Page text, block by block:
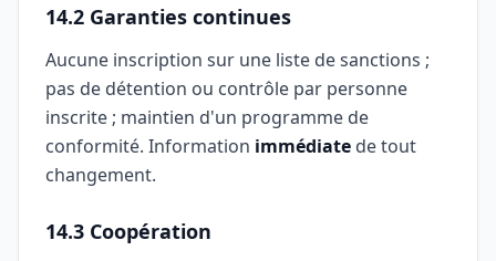
14.2 Garanties continues
Aucune inscription sur une liste de sanctions ;
pas de détention ou contrôle par personne
inscrite ; maintien d'un programme de
conformité. Information immédiate de tout
changement.
14.3 Coopération